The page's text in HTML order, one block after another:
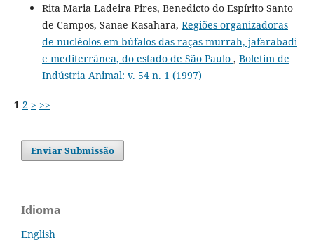
Rita Maria Ladeira Pires, Benedicto do Espírito Santo
de Campos, Sanae Kasahara, Regiões organizadoras
de nucléolos em búfalos das raças murrah, jafarabadi
e mediterrânea, do estado de São Paulo , Boletim de
Indústria Animal: v. 54 n. 1 (1997)
1 2 > >>
Enviar Submissão
Idioma
English